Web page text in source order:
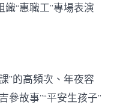
“惠職工”專場表演
”的高頻次、年夜容
參故事”“平安生孩子”